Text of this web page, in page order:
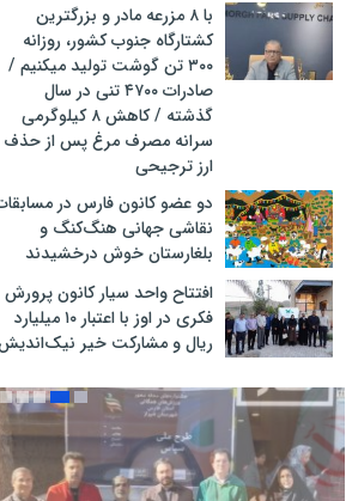
با ۸ مزرعه مادر و بزرگترین
کشتارگاه جنوب کشور، روزانه
۳۰۰ تن گوشت تولید میکنیم /
صادرات ۴۷۰۰ تنی در سال
گذشته / کاهش ۸ کیلوگرمی
سرانه مصرف مرغ پس از حذف
ارز ترجیحی
دو عضو کانون فارس در
نقاشی جهانی هنگ‌کنگ و
بلغارستان خوش درخشیدند
افتتاح واحد سیار کانون پرورش
فکری در اوز با اعتبار ۱۰ میلیارد
ریال و مشارکت خیر